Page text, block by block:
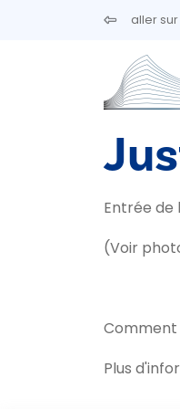
Aller au contenu aller
Entrée de
(Voir
Comment
Plus